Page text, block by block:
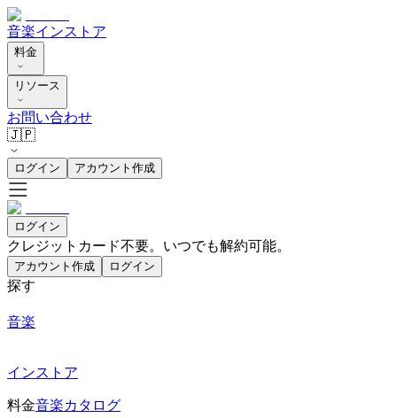
音楽インストア
料金
リソース
お問い合わせ
🇯🇵
ログイン アカウント作成
ログイン
クレジットカード不要。いつでも解約可能。
アカウント作成 ログイン
探す
音楽
インストア
料金音楽カタログ